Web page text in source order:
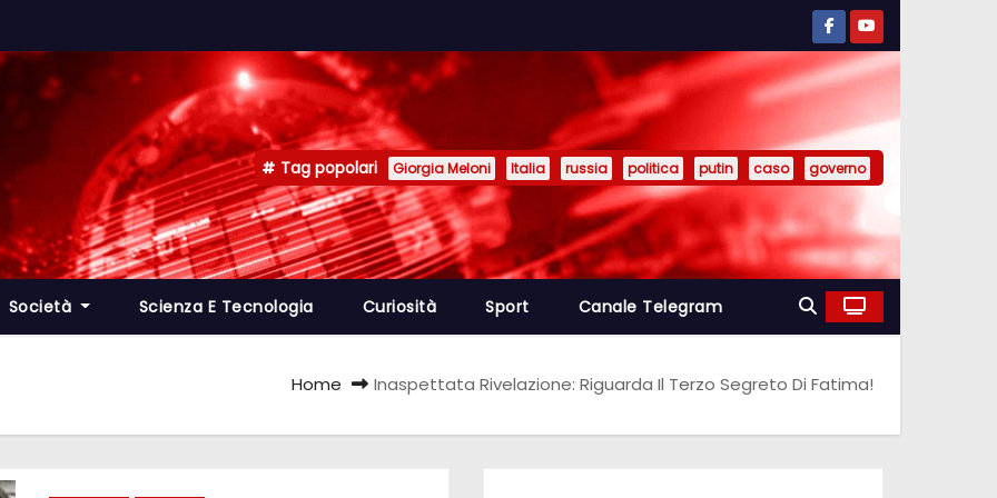
Tag popolari Giorgia Meloni Italia russia politica putin caso governo
Società Scienza E Tecnologia Curiosità Sport Canale Telegram
Home Inaspettata Rivelazione: Riguarda Il Terzo Segreto Di Fatima!